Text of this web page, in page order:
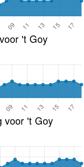
't Goy
voor 't Goy